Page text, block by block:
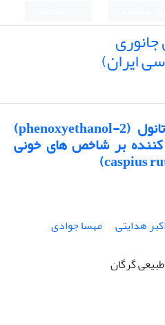
ایران)
تاثیر ماده‌ی 2-فنوکسی‌اتانول (2-phenoxyethanol)
بر شاخص های خونی
هدایتی
مهسا جوادی
گرگان